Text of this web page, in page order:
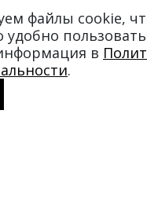
ул. Миргородская, д. 20
с ул. Кременчугская
Режим работы:
пн-пт: 11:00–21:00
файлы cookie,
в
.